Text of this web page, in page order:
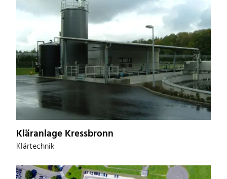
Kläranlage Kressbronn
Klärtechnik